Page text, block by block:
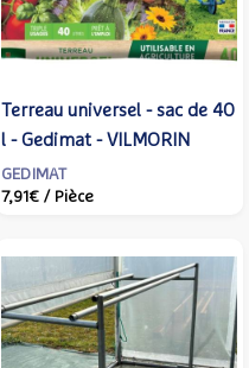
Terreau universel - sac de 40
l - Gedimat - VILMORIN
GEDIMAT
7,91€ / Pièce